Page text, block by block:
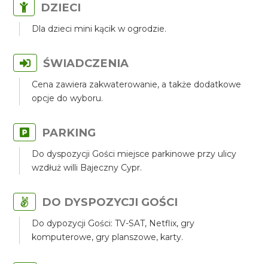
DZIECI
Dla dzieci mini kącik w ogrodzie.
ŚWIADCZENIA
Cena zawiera zakwaterowanie, a także dodatkowe
opcje do wyboru.
PARKING
Do dyspozycji Gości miejsce parkinowe przy ulicy
wzdłuż willi Bajeczny Cypr.
DO DYSPOZYCJI GOŚCI
Do dypozycji Gości: TV-SAT, Netflix, gry
komputerowe, gry planszowe, karty.